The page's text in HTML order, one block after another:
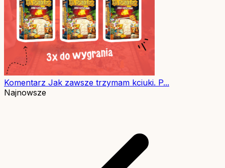
Komentarz Jak zawsze trzymam kciuki. P...
Najnowsze